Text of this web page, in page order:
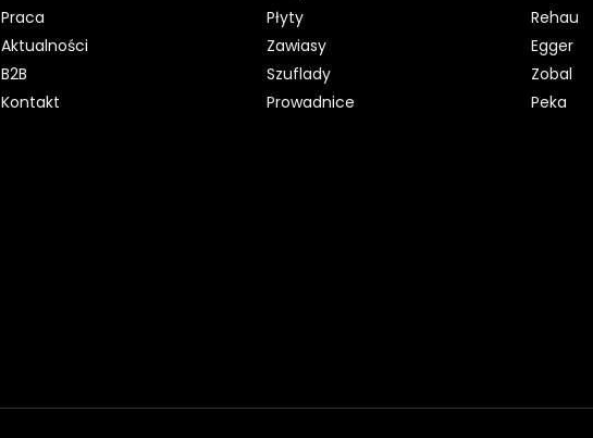
Praca
Aktualności
B2B
Kontakt
Płyty
Zawiasy
Szuflady
Prowadnice
Rehau
Egger
Zobal
Peka